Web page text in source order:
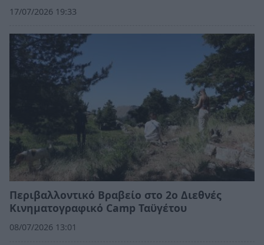
17/07/2026 19:33
Περιβαλλοντικό Βραβείο στο 2ο Διεθνές
Κινηματογραφικό Camp Ταϋγέτου
08/07/2026 13:01